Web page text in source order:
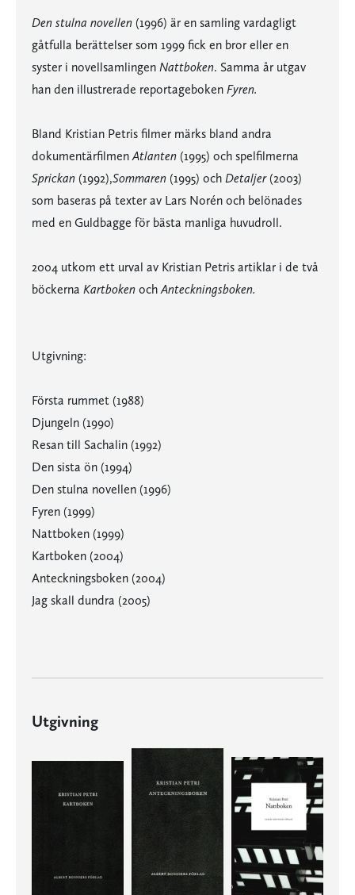
Den stulna novellen (1996) är en samling vardagligt
gåtfulla berättelser som 1999 fick en bror eller en
syster i novellsamlingen Nattboken. Samma år utgav
han den illustrerade reportageboken Fyren.
Bland Kristian Petris filmer märks bland andra
dokumentärfilmenAtlanten (1995) och spelfilmerna
Sprickan (1992),Sommaren (1995) och Detaljer(2003)
som baseras på texter av Lars Norén och belönades
med en Guldbagge för bästa manliga huvudroll.
2004 utkom ett urval av Kristian Petris artiklar i de två
böckerna Kartboken ochAnteckningsboken.
Utgivning:
Första rummet (1988)
Djungeln (1990)
Resan till Sachalin (1992)
Den sista ön (1994)
Den stulna novellen (1996)
Fyren (1999)
Nattboken (1999)
Kartboken (2004)
Anteckningsboken (2004)
Jag skall dundra (2005)
Utgivning